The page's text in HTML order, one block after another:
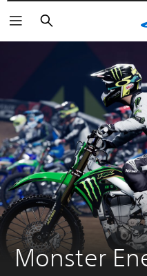
Cerca
Monster